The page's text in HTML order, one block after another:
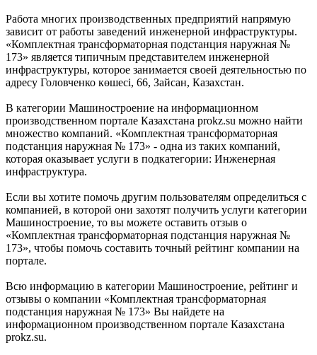
Работа многих производственных предприятий напрямую
зависит от работы заведений инженерной инфраструктуры.
«Комплектная трансформаторная подстанция наружная №
173» является типичным представителем инженерной
инфраструктуры, которое занимается своей деятельностью по
адресу Головченко көшесі, 66, Зайсан, Казахстан.
В категории Машиностроение на информационном
производственном портале Казахстана prokz.su можно найти
множество компаний. «Комплектная трансформаторная
подстанция наружная № 173» - одна из таких компаний,
которая оказывает услуги в подкатегории: Инженерная
инфраструктура.
Если вы хотите помочь другим пользователям определиться с
компанией, в которой они захотят получить услуги категории
Машиностроение, то вы можете оставить отзыв о
«Комплектная трансформаторная подстанция наружная №
173», чтобы помочь составить точный рейтинг компании на
портале.
Всю информацию в категории Машиностроение, рейтинг и
отзывы о компании «Комплектная трансформаторная
подстанция наружная № 173» Вы найдете на
информационном производственном портале Казахстана
prokz.su.